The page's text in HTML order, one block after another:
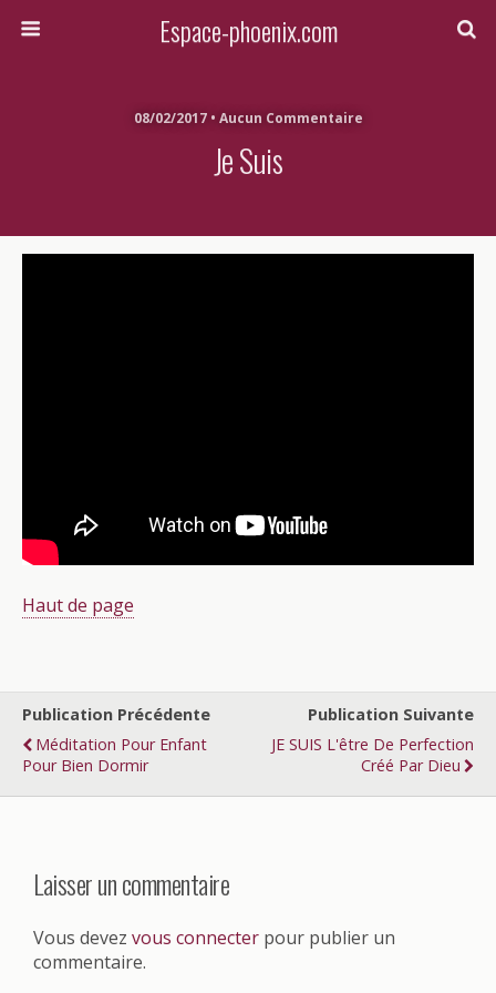
Espace-phoenix.com
08/02/2017 • Aucun Commentaire
Je Suis
Haut de page
Publication Précédente
Méditation Pour Enfant
Pour Bien Dormir
Publication Suivante
JE SUIS L'être De Perfection
Créé Par Dieu
Laisser un commentaire
Vous devez vous connecter pour publier un
commentaire.